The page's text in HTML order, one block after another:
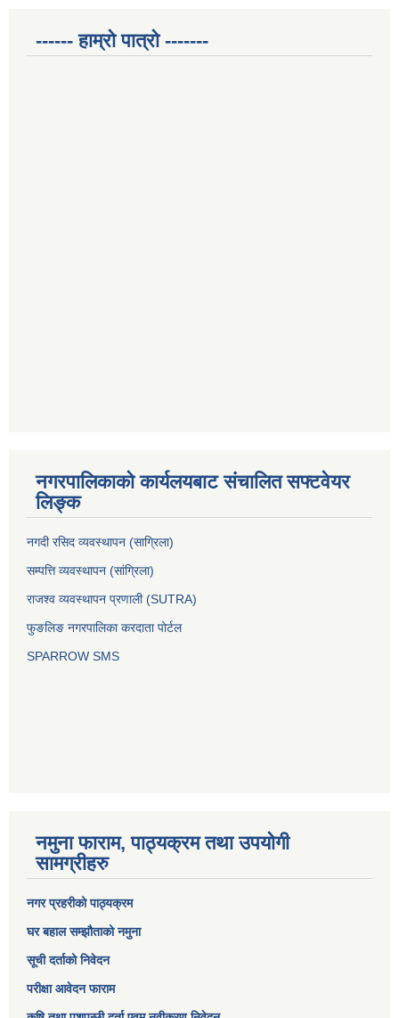
------ हाम्रो पात्रो -------
नगरपालिकाको कार्यलयबाट संचालित सफ्टवेयर
लिङ्क
नगदी रसिद व्यवस्थापन (साग्रिला)
सम्पत्ति व्यवस्थापन (सांग्रिला)
राजश्व व्यवस्थापन प्रणाली (SUTRA)
फुङलिङ नगरपालिका करदाता पोर्टल
SPARROW SMS
नमुना फाराम, पाठ्यक्रम तथा उपयोगी
सामग्रीहरु
नगर प्रहरीको पाठ्यक्रम
घर बहाल सम्झौताको नमुना
सूची दर्ताको निवेदन
परीक्षा आवेदन फाराम